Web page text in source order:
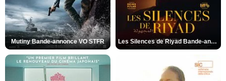
Mutiny Bande-annonce VO STFR Les Silences de Riyad Bande-annonce VO STFR